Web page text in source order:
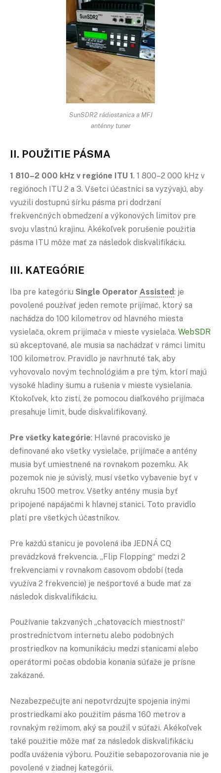
SunSDR2 rádiostanica a MFJ
anténny tuner
II. POUŽITIE PÁSMA
1 810–2 000 kHz v regióne ITU 1. 1 800–2 000 kHz v
regiónoch ITU 2 a 3. Všetci účastníci sa vyzývajú, aby
využili dostupnú šírku pásma pri dodržaní
frekvenčných obmedzení a výkonových limitov pre
svoju vlastnú krajinu. Akékoľvek porušenie použitia
pásma ITU môže mať za následok diskvalifikáciu.
III. KATEGÓRIE
Iba pre kategóriu Single Operator Assisted: je
povolené používať jeden remote prijímač, ktorý sa
nachádza do 100 kilometrov od hlavného miesta
vysielača, okrem prijímača v mieste vysielača. WebSDR
sú akceptované, ale musia sa nachádzať v rámci limitu
100 kilometrov. Pravidlo je navrhnuté tak, aby
vyhovovalo novým technológiám a pre tým, ktorí majú
vysoké hladiny šumu a rušenia v mieste vysielania.
Ktokoľvek, kto zistí, že pomocou diaľkového prijímača
presahuje limit, bude diskvalifikovaný.
Pre všetky kategórie: Hlavné pracovisko je
definované ako všetky vysielače, prijímače a antény
musia byť umiestnené na rovnakom pozemku. Ak
pozemok nie je súvislý, musí všetko vybavenie byť v
okruhu 1500 metrov. Všetky antény musia byť
pripojené napájačmi k hlavnej stanici. Toto pravidlo
platí pre všetkých účastníkov.
Pre každú stanicu je povolená iba JEDNÁ CQ
prevádzková frekvencia. „Flip Flopping“ medzi 2
frekvenciami v rovnakom časovom období (teda
využíva 2 frekvencie) je nešportové a bude mať za
následok diskvalifikáciu.
Používanie takzvaných „chatovacích miestností“
prostredníctvom internetu alebo podobných
prostriedkov na komunikáciu medzi stanicami alebo
operátormi počas obdobia konania súťaže je prísne
zakázané.
Nezabezpečujte ani nepotvrdzujte spojenia inými
prostriedkami ako použitím pásma 160 metrov a
rovnakým režimom, aký sa použil v súťaži. Akékoľvek
také použitie môže mať za následok diskvalifikáciu
podľa uváženia výboru. Použitie sebapozorovania nie je
povolené v žiadnej kategórii.